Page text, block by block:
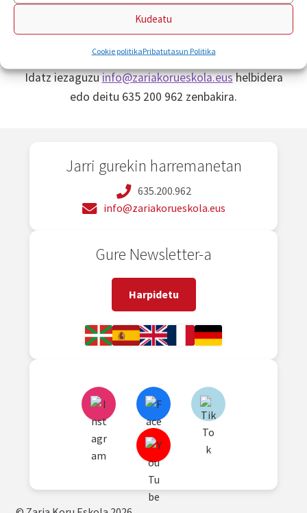
Kudeatu
Cookie politikaPribatutasun Politika
Zalantzak?
Idatz iezaguzuinfo@zariakorueskola.eushelbidera
edo deitu 635 200 962 zenbakira.
Jarri gurekin harremanetan
635.200.962
info@zariakorueskola.eus
Gure Newsletter-a
Harpidetu